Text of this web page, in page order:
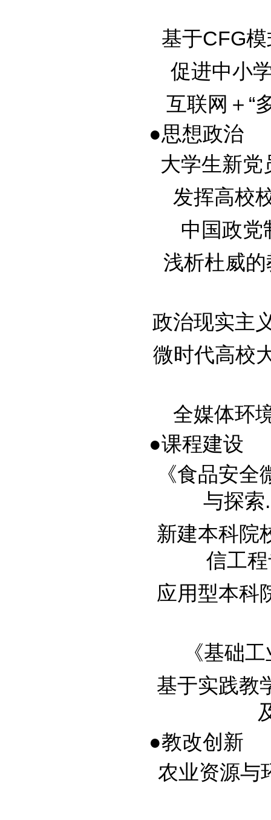
基于CFG
促进中小
互联网＋“
●思想政治
大学生新党
发挥高校
中国政党
浅析杜威
政治现实主
微时代高校
全媒体环
●课程建设
《食品安
与探索
新建本科院
信工
应用型本科
《基础
基于实践教
●教改创新
农业资源与